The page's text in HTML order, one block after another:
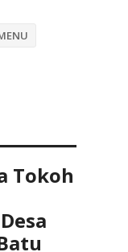
Tokoh